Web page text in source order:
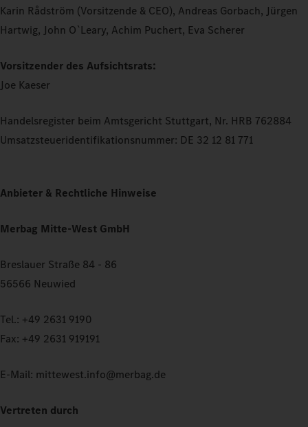
Karin Rådström (Vorsitzende & CEO), Andreas Gorbach, Jürgen
Hartwig, John O`Leary, Achim Puchert, Eva Scherer
Vorsitzender des Aufsichtsrats:
Joe Kaeser
Handelsregister beim Amtsgericht Stuttgart, Nr. HRB 762884
Umsatzsteueridentifikationsnummer: DE 32 12 81 771
Anbieter & Rechtliche Hinweise
Merbag Mitte-West GmbH
Breslauer Straße 84 - 86
56566 Neuwied
Tel.: +49 2631 9190
Fax: +49 2631 919191
E-Mail: mittewest.info@merbag.de
Vertreten durch